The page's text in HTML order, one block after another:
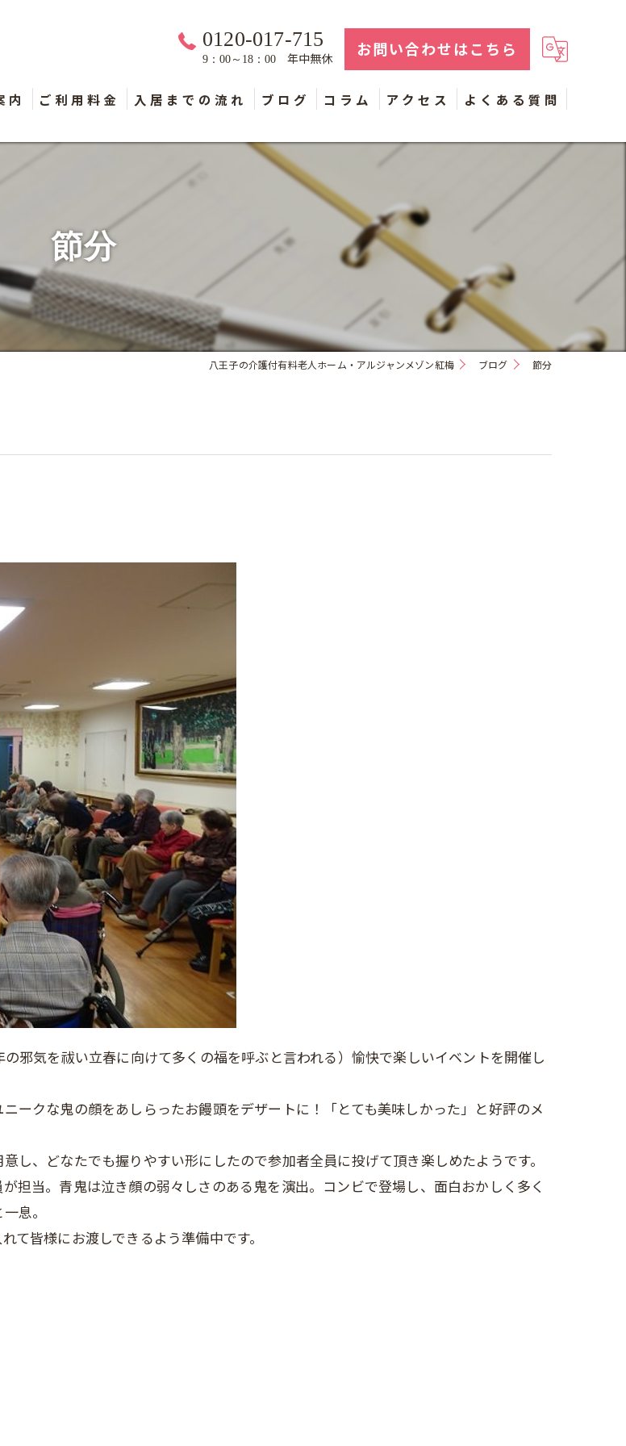
0120-017-715
9：00～18：00 年中無休 お問い合わせはこちら
内 ご利用料金 入居までの流れ ブログ コラム アクセス よくある質問
節分
八王子の介護付有料老人ホーム・アルジャンメゾン紅梅 ブログ 節分
邪気を祓い立春に向けて多くの福を呼ぶと言われる）愉快で楽しいイベントを開催し
ークな鬼の顔をあしらったお饅頭をデザートに！「とても美味しかった」と好評のメ
、どなたでも握りやすい形にしたので参加者全員に投げて頂き楽しめたようです。
担当。青鬼は泣き顔の弱々しさのある鬼を演出。コンビで登場し、面白おかしく多く
息。
て皆様にお渡しできるよう準備中です。